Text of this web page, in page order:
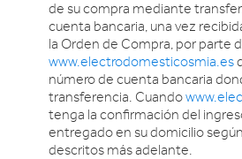
de su compra mediante
cuenta bancaria, una vez
la Orden de Compra, por parte
www.electrodomesticosmia.es
número de cuenta bancaria
transferencia. Cuando
tenga la confirmación del
entregado en su domicilio
descritos más adelante.